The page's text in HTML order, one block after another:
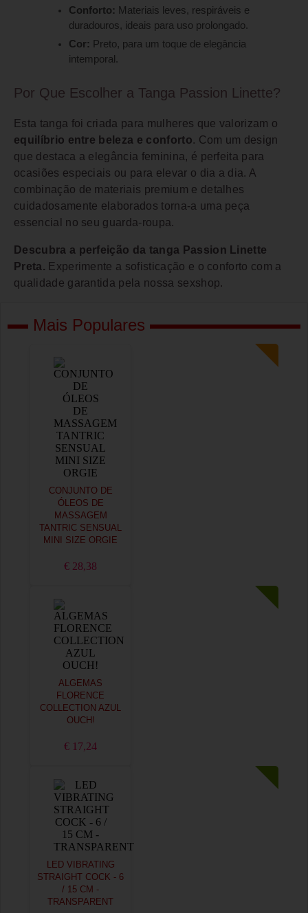
Conforto: Materiais leves, respiráveis e
duradouros, ideais para uso prolongado.
Cor: Preto, para um toque de elegância
intemporal.
Por Que Escolher a Tanga Passion Linette?
Esta tanga foi criada para mulheres que valorizam o
equilíbrio entre beleza e conforto. Com um design
que destaca a elegância feminina, é perfeita para
ocasiões especiais ou para elevar o dia a dia. A
combinação de materiais premium e detalhes
cuidadosamente elaborados torna-a uma peça
essencial no seu guarda-roupa.
Descubra a perfeição da tanga Passion Linette
Preta. Experimente a sofisticação e o conforto com a
qualidade garantida pela nossa sexshop.
Mais Populares
CONJUNTO DE
ÓLEOS DE
MASSAGEM
TANTRIC SENSUAL
MINI SIZE ORGIE
€ 28,38
ALGEMAS
FLORENCE
COLLECTION AZUL
OUCH!
€ 17,24
LED VIBRATING
STRAIGHT COCK - 6
/ 15 CM -
TRANSPARENT